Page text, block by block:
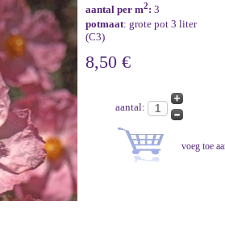
aantal per m2: 3
potmaat: grote pot 3 liter
(C3)
8,50 €
aantal: